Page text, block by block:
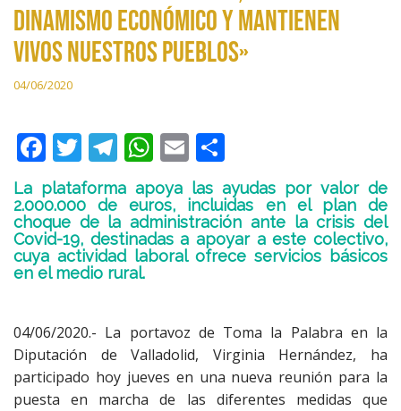
dinamismo económico y mantienen
vivos nuestros pueblos»
04/06/2020
F
ac
e
b
o
o
k
T
w
itt
er
T
el
e
gr
a
m
W
h
at
s
A
p
E
m
ai
l
o
m
p
ar
r
La plataforma apoya las ayudas por valor de
2.000.000 de euros, incluidas en el plan de
choque de la administración ante la crisis del
Covid-19, destinadas a apoyar a este colectivo,
cuya actividad laboral ofrece servicios básicos
en el medio rural.
04/06/2020.- La portavoz de Toma la Palabra en la
Diputación de Valladolid, Virginia Hernández, ha
participado hoy jueves en una nueva reunión para la
puesta en marcha de las diferentes medidas que